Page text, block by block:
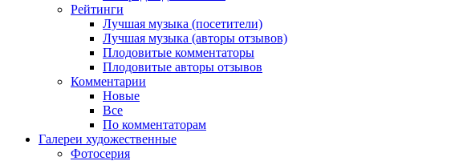
Рейтинги
Лучшая музыка (посетители)
Лучшая музыка (авторы отзывов)
Плодовитые комментаторы
Плодовитые авторы отзывов
Комментарии
Новые
Все
По комментаторам
Галереи художественные
Фотосерия